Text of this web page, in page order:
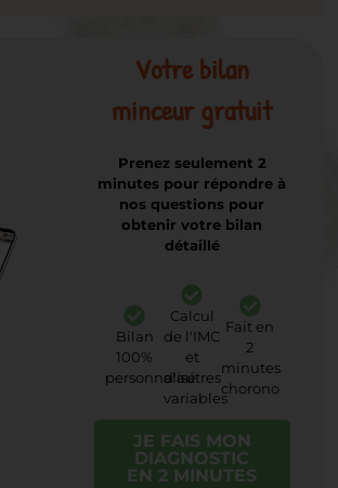
Votre bilan
minceur gratuit
Prenez seulement 2
minutes pour répondre à
nos questions pour
obtenir votre bilan
détaillé
Bilan
100%
personnalisé
Calcul
de l'IMC
et
d'autres
variables
Fait en
2
minutes
chorono
JE FAIS MON
DIAGNOSTIC
EN 2 MINUTES